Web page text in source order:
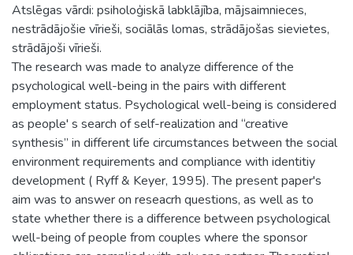
Atslēgas vārdi: psiholoģiskā labklājība, mājsaimnieces,
nestrādājošie vīrieši, sociālās lomas, strādājošas sievietes,
strādājoši vīrieši.
The research was made to analyze difference of the
psychological well-being in the pairs with different
employment status. Psychological well-being is considered
as people' s search of self-realization and “creative
synthesis” in different life circumstances between the social
environment requirements and compliance with identitiy
development ( Ryff & Keyer, 1995). The present paper's
aim was to answer on reseacrh questions, as well as to
state whether there is a difference between psychological
well-being of people from couples where the sponsor